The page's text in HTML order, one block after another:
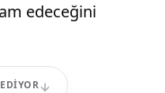
edeceğini